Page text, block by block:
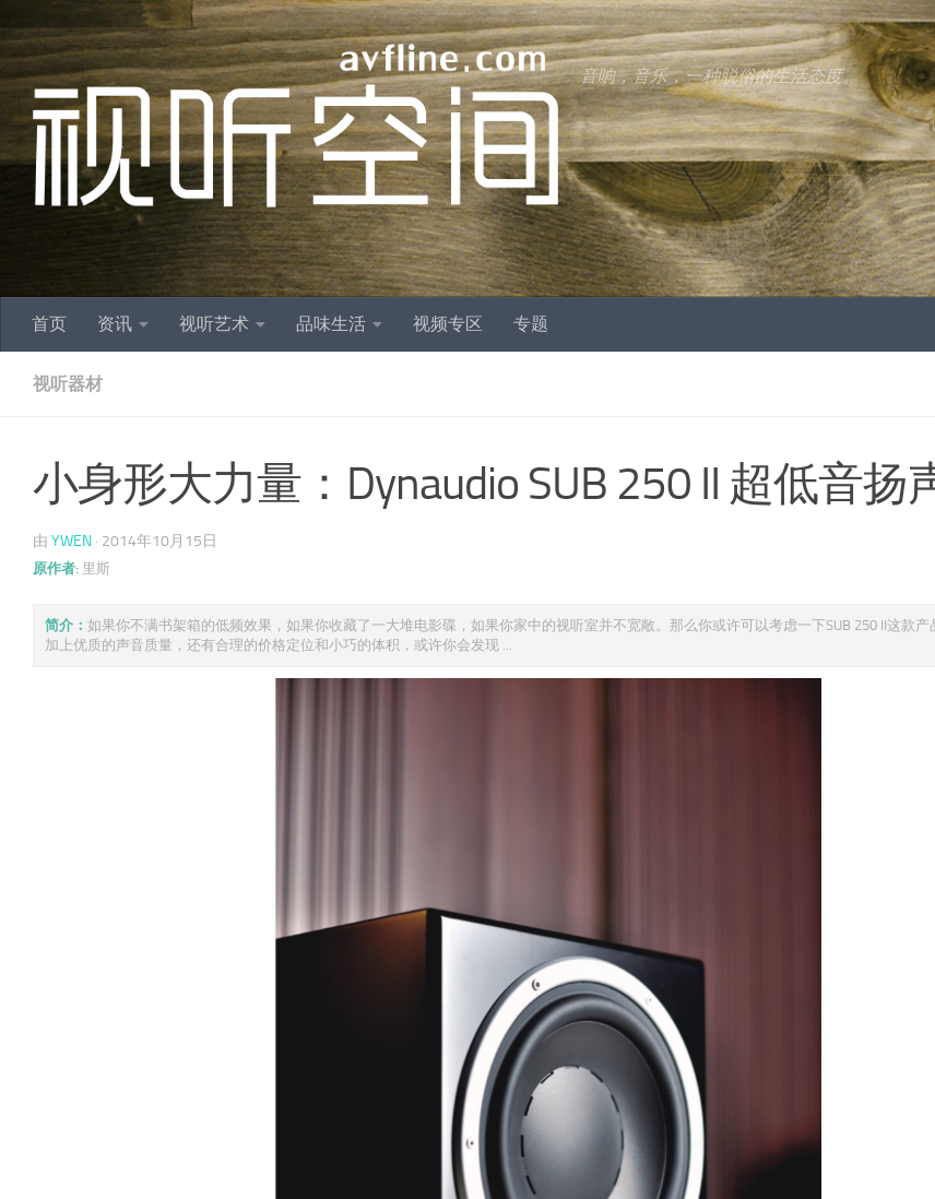
跳至内容
音响，音乐，一种脱俗的生活态度。
首页 资讯 视听艺术 品味生活 视频专区 专题
视听器材
小身形大力量：Dynaudio SUB 250 II 超低音扬
由 YWEN · 2014年10月15日
原作者: 里斯
简介： 如果你不满书架箱的低频效果，如果你收藏了一大堆电影碟，如果你家中的视听室并不宽敞。那么你或许可以考虑一下SUB 250 II这款产
加上优质的声音质量，还有合理的价格定位和小巧的体积，或许你会发现 ...